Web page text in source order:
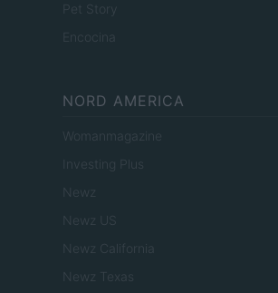
Pet Story
Encocina
NORD AMERICA
Womanmagazine
Investing Plus
Newz
Newz US
Newz California
Newz Texas